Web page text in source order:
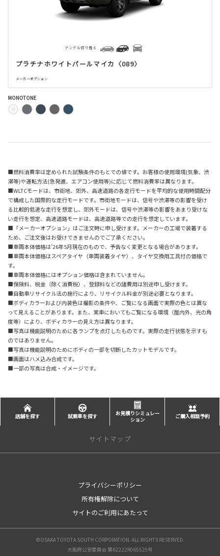
プラチナホワイトパールマイカ〈089〉
メーカーオプション
アングル切り替え
MONOTONE
■燃料消費率は定められた試験条件のもとでの値です。お客様の使用環境(気象、渋
滞等)や運転方法(急発進、エアコン使用等)に応じて燃料消費率は異なります。
■WLTCモードは、市街地、郊外、高速道路の各走行モードを平均的な使用時間配分
で構成した国際的な走行モードです。市街地モードは、信号や渋滞等の影響を受け
る比較的低速な走行を想定し、郊外モードは、信号や渋滞等の影響をあまり受けな
い走行を想定、高速道路モードは、高速道路等での走行を想定しています。
■「メーカーオプション」はご注文時に申し受けます。メーカーの工場で装着する
ため、ご注文後はお受けできませんのでご了承ください。
■車両本体価格は'26年5月現在のもので、予告なく変更となる場合があります。
■車両本体価格はスペアタイヤ（車両装着タイヤ）、タイヤ交換用工具付の価格で
す。
■車両本体価格にはオプション価格は含まれていません。
■保険料、税金（除く消費税）、登録料などの諸費用は別途申し受けます。
■自動車リサイクル法の施行により、リサイクル料金が別途必要となります。
■ボディカラーおよび内装色は撮影の条件や、ご覧になる画面で実際の色とは異な
って見えることがあります。また、実車においてもご覧になる環境（屋内外、光の角
度等）により、ボディカラーの見え方は異なります。
■写真は機能説明のために各ランプを点灯したものです。実際の走行状態を示すも
のではありません。
■写真は機能説明のためにボディの一部を切断したカットモデルです。
■画面はハメ込み合成です。
■一部の写真は合成・イメージです。
店舗を探す 試乗車を探す
お見積りシミュレー
ション
ご購入相談予約
サイトマップ
ワゴン
プライバシーポリシー
所有権解除について
サイトのご利用にあたって
©OSAKA TOYOTA SOUTH CORPORATION. ALL RIGHTS RESERVED.
大阪府公安委員会 第62222R065525号